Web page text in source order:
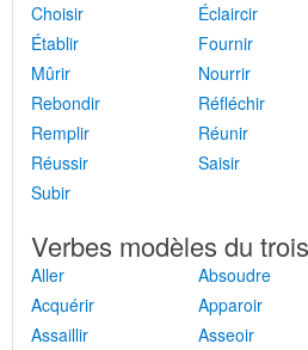
Choisir
Éclaircir
Établir
Fournir
Mûrir
Nourrir
Rebondir
Réfléchir
Remplir
Réunir
Réussir
Saisir
Subir
Verbes modèles du
Aller
Absoudre
Acquérir
Apparoir
Assaillir
Asseoir